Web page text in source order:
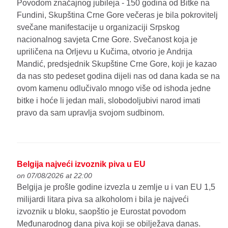
Povodom značajnog jubileja - 150 godina od Bitke na
Fundini, Skupština Crne Gore večeras je bila pokrovitelj
svečane manifestacije u organizaciji Srpskog
nacionalnog savjeta Crne Gore. Svečanost koja je
upriličena na Orljevu u Kučima, otvorio je Andrija
Mandić, predsjednik Skupštine Crne Gore, koji je kazao
da nas sto pedeset godina dijeli nas od dana kada se na
ovom kamenu odlučivalo mnogo više od ishoda jedne
bitke i hoće li jedan mali, slobodoljubivi narod imati
pravo da sam upravlja svojom sudbinom.
Belgija najveći izvoznik piva u EU
on 07/08/2026 at 22:00
Belgija je prošle godine izvezla u zemlje u i van EU 1,5
milijardi litara piva sa alkoholom i bila je najveći
izvoznik u bloku, saopštio je Eurostat povodom
Međunarodnog dana piva koji se obilježava danas.